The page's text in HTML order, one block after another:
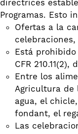
directrices
Programas. Esto
Ofertas a la
Está
CFR
Entre los
Agricultura de
agua, el
fondant, el
Las